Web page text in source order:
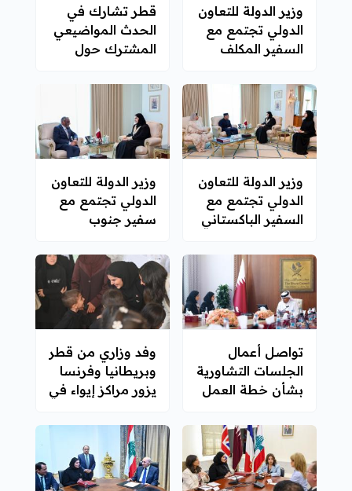
وزير الدولة للتعاون
الدولي تجتمع مع
السفير المكلف
إعادة إعمار غزة
قطر تشارك في
الحدث المواضيعي
المشترك حول
المدة لتنفيذ
برنامج عمل
الدوحة لأقل البلدان
نموا
وزير الدولة للتعاون
الدولي تجتمع مع
السفير الباكستاني
وزير الدولة للتعاون
الدولي تجتمع مع
سفير جنوب
تواصل أعمال
الجلسات التشاورية
بشأن خطة العمل
الإنسان
وفد وزاري من قطر
وبريطانيا وفرنسا
يزور مراكز إيواء في